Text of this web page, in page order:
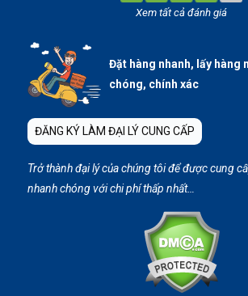
Xem tất cả đánh giá
Đặt hàng nhanh, lấy hàng
chóng, chính xác
ĐĂNG KÝ LÀM ĐẠI LÝ CUNG CẤP
Trở thành đại lý của chúng tôi để được cung
nhanh chóng với chi phí thấp nhất…